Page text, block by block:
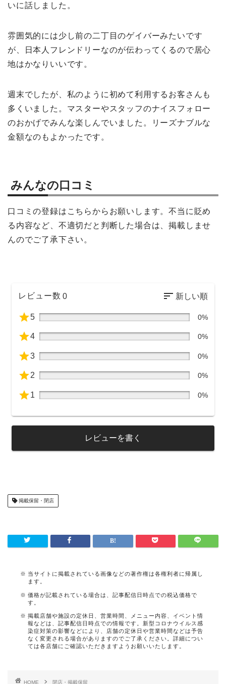
いに話しました。
雰囲気的には少し前の二丁目のゲイバーみたいです
が、日本人フレンドリーなのが伝わってくるので居心
地はかなりいいです。
週末でしたが、私のように初めて利用するお客さんも
多くいました。マスターやスタッフのナイスフォロー
のおかげでみんな楽しんでいました。リーズナブルな
金額なのもよかったです。
みんなの口コミ
口コミの登録はこちらからお願いします。不当に貶め
る内容など、不適切だと判断した場合は、掲載しませ
んのでご了承下さい。
レビュー数 0
5 0%
4 0%
3 0%
2 0%
1 0%
レビューを書く
掲載保留・閉店
当サイトに掲載されている画像などの著作権は各権利者に帰属し
ます。
価格が記載されている場合は、記事配信日時点での税込価格で
す。
掲載店舗や施設の定休日、営業時間、メニュー内容、イベント情
報などは、記事配信日時点での情報です。新型コロナウイルス感
染症対策の影響などにより、店舗の定休日や営業時間などは予告
なく変更される場合がありますのでご了承ください。詳細につい
ては各店舗にご確認いただきますようお願いいたします。
HOME
閉店・掲載保留